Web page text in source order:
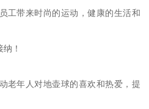
工带来时尚的运动，健康的生活和
！
老年人对地壶球的喜欢和热爱，提